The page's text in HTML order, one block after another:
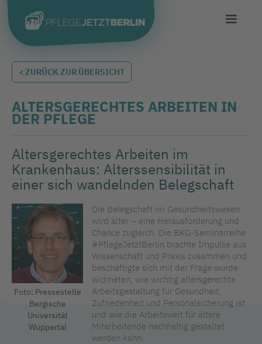
< ZURÜCK ZUR ÜBERSICHT
ALTERSGERECHTES ARBEITEN IN
DER PFLEGE
Altersgerechtes Arbeiten im
Krankenhaus: Alterssensibilität in
einer sich wandelnden Belegschaft
Foto: Pressestelle
Bergische
Universität
Wuppertal
Die Belegschaft im Gesundheitswesen
wird älter – eine Herausforderung und
Chance zugleich. Die BKG-Seminarreihe
#PflegeJetztBerlin brachte Impulse aus
Wissenschaft und Praxis zusammen und
beschäftigte sich mit der Frage wurde
widmeten, wie wichtig altersgerechte
Arbeitsgestaltung für Gesundheit,
Zufriedenheit und Personalsicherung ist
und wie die Arbeitswelt für ältere
Mitarbeitende nachhaltig gestaltet
werden kann.